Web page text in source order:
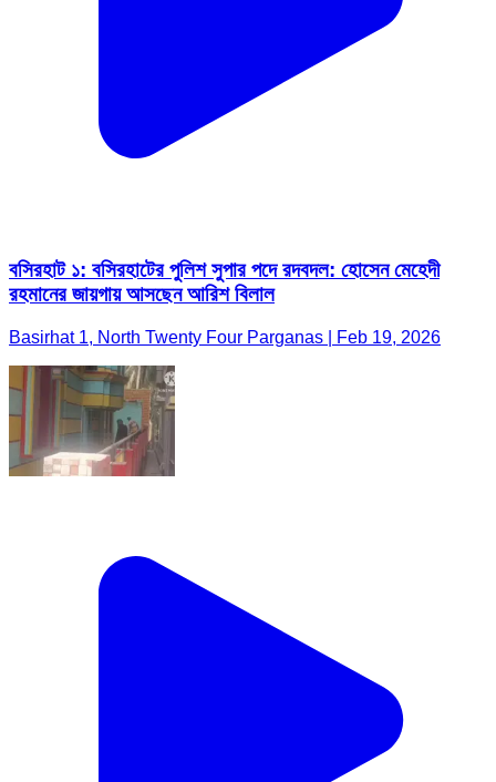
বসিরহাট ১: বসিরহাটের পুলিশ সুপার পদে রদবদল: হোসেন মেহেদী
রহমানের জায়গায় আসছেন আরিশ বিলাল
Basirhat 1, North Twenty Four Parganas | Feb 19, 2026